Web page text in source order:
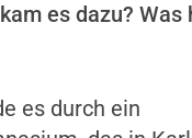
es dazu? Was
es durch ein